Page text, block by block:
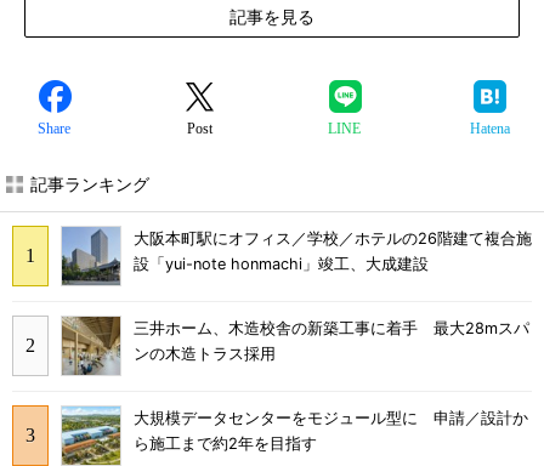
記事を見る
Share Post LINE Hatena
記事ランキング
大阪本町駅にオフィス／学校／ホテルの26階建て複合施
設「yui-note honmachi」竣工、大成建設
三井ホーム、木造校舎の新築工事に着手 最大28mスパ
ンの木造トラス採用
大規模データセンターをモジュール型に 申請／設計か
ら施工まで約2年を目指す